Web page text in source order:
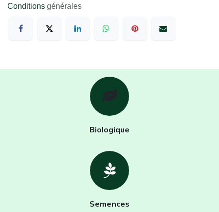
Conditions générales
Biologique
Semences